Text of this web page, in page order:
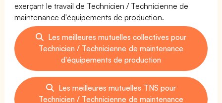
exerçant le travail de Technicien / Technicienne de
maintenance d'équipements de production.
Les meilleures mutuelles collectives pour
Technicien / Technicienne de maintenance
d'équipements de production
Les meilleures mutuelles TNS pour
Technicien / Technicienne de maintenance